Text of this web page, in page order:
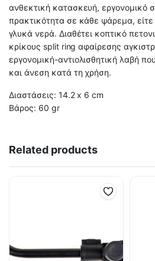
ανθεκτική κατασκευή, εργονομικό
πρακτικότητα σε κάθε ψάρεμα,
γλυκά νερά. Διαθέτει κοπτικό
κρίκους split ring αφαίρεσης
εργονομική-αντιολισθητική λαβή
και άνεση κατά τη χρήση.
Διαστάσεις: 14.2 x 6 cm
Βάρος: 60 gr
Related products